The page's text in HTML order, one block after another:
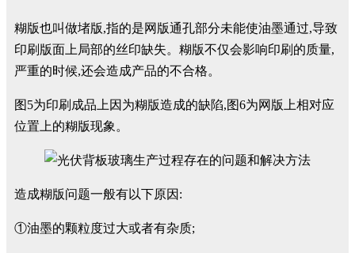
糊版也叫做堵版,指的是网版通孔部分未能使油墨通过,导致
印刷版面上局部的丝印缺失。糊版不仅会影响印刷的质量,
严重的时候,还会造成产品的不合格。
图5为印刷成品上因为糊版造成的缺陷,图6为网版上相对应
位置上的糊版现象。
造成糊版问题一般有以下原因:
①油墨的颗粒度过大或者有杂质;